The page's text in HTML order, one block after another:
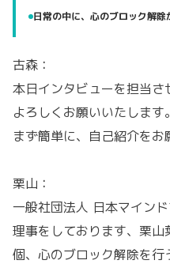
日常の中に、心のブロック解
古森：
本日インタビューを担当さ
よろしくお願いいたします。
まず簡単に、自己紹介をお
栗山：
一般社団法人 日本マイン
理事をしております、栗
個、心のブロック解除を